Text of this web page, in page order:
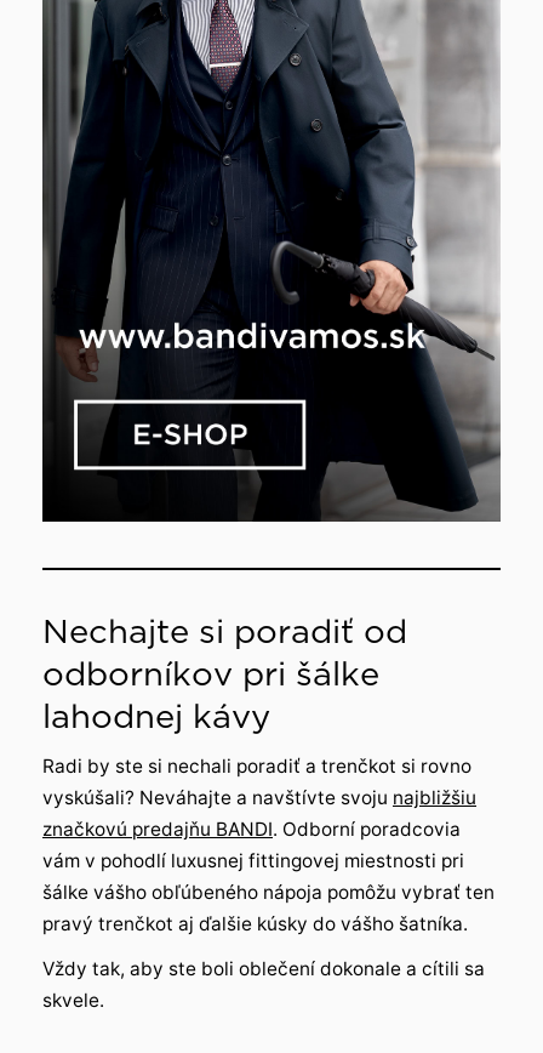
Nechajte si poradiť od
odborníkov pri šálke
lahodnej kávy
Radi by ste si nechali poradiť a trenčkot si rovno
vyskúšali? Neváhajte a navštívte svoju najbližšiu
značkovú predajňu BANDI. Odborní poradcovia
vám v pohodlí luxusnej fittingovej miestnosti pri
šálke vášho obľúbeného nápoja pomôžu vybrať ten
pravý trenčkot aj ďalšie kúsky do vášho šatníka.
Vždy tak, aby ste boli oblečení dokonale a cítili sa
skvele.